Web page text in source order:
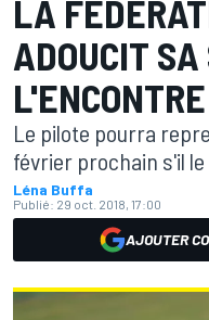
LA
ADOUCIT
Le pilote pourra
février prochain s'il le
Léna Buffa
Publié: 29 oct. 2018, 17:00
AJOUTER